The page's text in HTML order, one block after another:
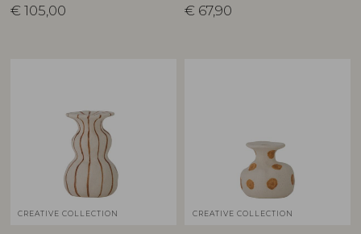
€ 105,00 € 67,90
CREATIVE COLLECTION CREATIVE COLLECTION